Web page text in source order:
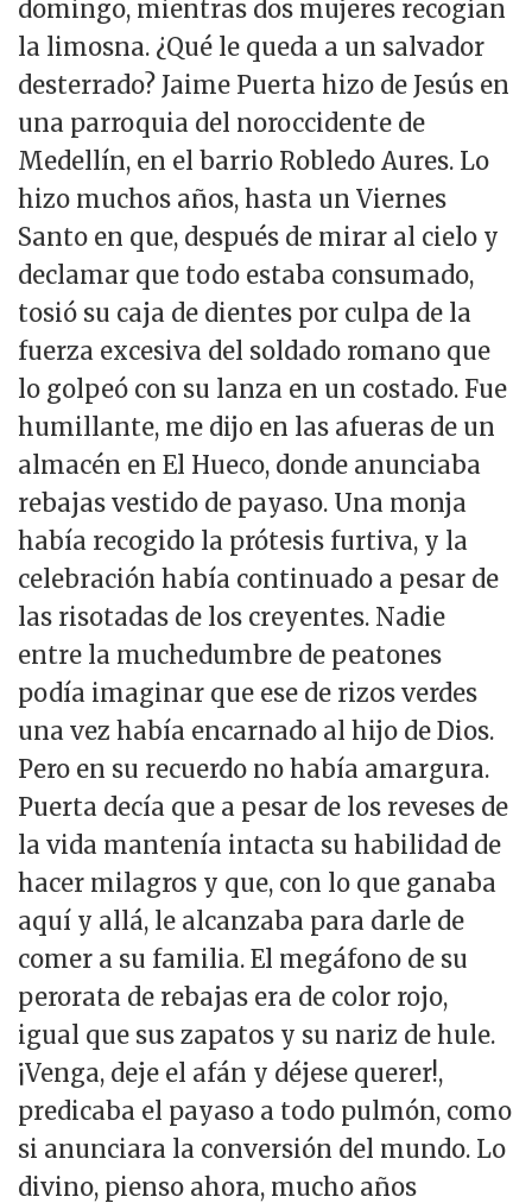
domingo, mientras dos mujeres recogían
la limosna. ¿Qué le queda a un salvador
desterrado? Jaime Puerta hizo de Jesús en
una parroquia del noroccidente de
Medellín, en el barrio Robledo Aures. Lo
hizo muchos años, hasta un Viernes
Santo en que, después de mirar al cielo y
declamar que todo estaba consumado,
tosió su caja de dientes por culpa de la
fuerza excesiva del soldado romano que
lo golpeó con su lanza en un costado. Fue
humillante, me dijo en las afueras de un
almacén en El Hueco, donde anunciaba
rebajas vestido de payaso. Una monja
había recogido la prótesis furtiva, y la
celebración había continuado a pesar de
las risotadas de los creyentes. Nadie
entre la muchedumbre de peatones
podía imaginar que ese de rizos verdes
una vez había encarnado al hijo de Dios.
Pero en su recuerdo no había amargura.
Puerta decía que a pesar de los reveses de
la vida mantenía intacta su habilidad de
hacer milagros y que, con lo que ganaba
aquí y allá, le alcanzaba para darle de
comer a su familia. El megáfono de su
perorata de rebajas era de color rojo,
igual que sus zapatos y su nariz de hule.
¡Venga, deje el afán y déjese querer!,
predicaba el payaso a todo pulmón, como
si anunciara la conversión del mundo. Lo
divino, pienso ahora, mucho años